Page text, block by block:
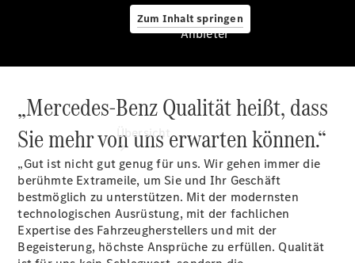
Zum Inhalt springen
Anbieter
Übersicht
Anbieter
„Mercedes-Benz Qualität heißt, dass
Sie mehr von uns erwarten können.“
„Gut ist nicht gut genug für uns. Wir gehen immer die
berühmte Extrameile, um Sie und Ihr Geschäft
bestmöglich zu unterstützen. Mit der modernsten
technologischen Ausrüstung, mit der fachlichen
Expertise des Fahrzeugherstellers und mit der
Begeisterung, höchste Ansprüche zu erfüllen. Qualität